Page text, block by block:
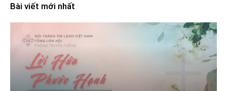
Bài viết mới nhất